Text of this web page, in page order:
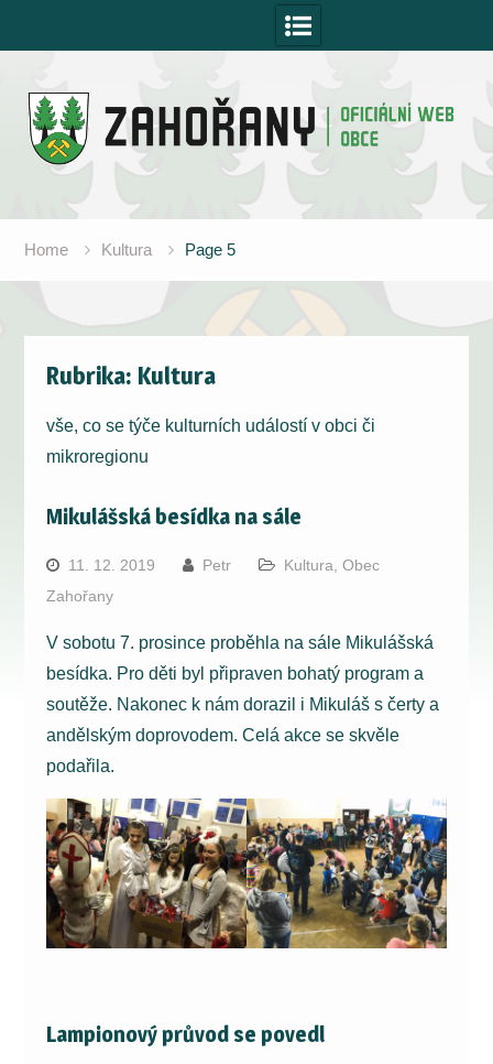
Home Kultura Page 5
Rubrika: Kultura
vše, co se týče kulturních událostí v obci či
mikroregionu
Mikulášská besídka na sále
11. 12. 2019 Petr Kultura Obec
Zahořany
V sobotu 7. prosince proběhla na sále Mikulášská
besídka. Pro děti byl připraven bohatý program a
soutěže. Nakonec k nám dorazil i Mikuláš s čerty a
andělským doprovodem. Celá akce se skvěle
podařila.
Lampionový průvod se povedl